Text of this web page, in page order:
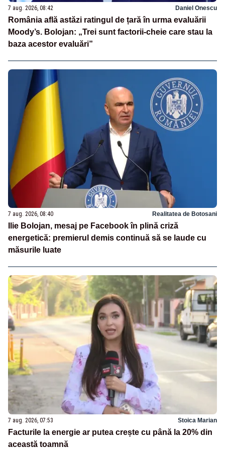
7 aug. 2026, 08:42 Daniel Onescu
România află astăzi ratingul de țară în urma evaluării
Moody’s. Bolojan: „Trei sunt factorii-cheie care stau la
baza acestor evaluări”
7 aug. 2026, 08:40 Realitatea de Botosani
Ilie Bolojan, mesaj pe Facebook în plină criză
energetică: premierul demis continuă să se laude cu
măsurile luate
7 aug. 2026, 07:53 Stoica Marian
Facturile la energie ar putea crește cu până la 20% din
această toamnă